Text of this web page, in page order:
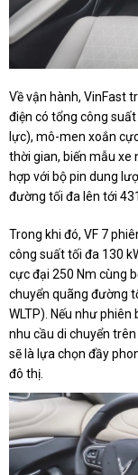
Về vận hành, VinFast
điện có tổng công
lực), mô-men xoắn
thời gian, biến mẫu xe
hợp với bộ pin dung
đường tối đa lên tới
Trong khi đó, VF 7
công suất tối đa 130
cực đại 250 Nm cùng
chuyển quãng đường
WLTP). Nếu như
nhu cầu di chuyển
sẽ là lựa chọn đầy
đô thị.